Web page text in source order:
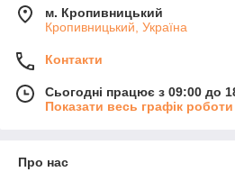
м. Кропивницький
Кропивницький, Україна
Контакти
Сьогодні працює з 09:00 до
Показати весь графік роботи
Про нас